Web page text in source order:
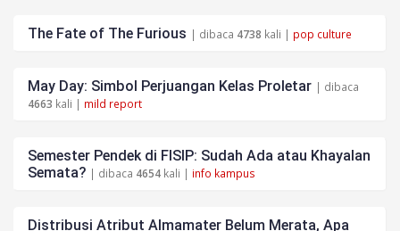
The Fate of The Furious | dibaca 4738 kali | pop culture
May Day: Simbol Perjuangan Kelas Proletar | dibaca
4663 kali | mild report
Semester Pendek di FISIP: Sudah Ada atau Khayalan
Semata? | dibaca 4654 kali | info kampus
Distribusi Atribut Almamater Belum Merata, Apa